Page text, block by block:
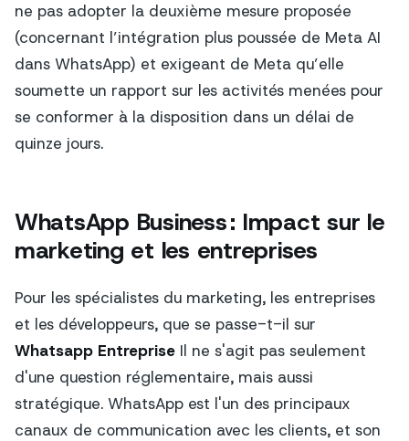
ne pas adopter la deuxième mesure proposée
(concernant l’intégration plus poussée de Meta AI
dans WhatsApp) et exigeant de Meta qu’elle
soumette un rapport sur les activités menées pour
se conformer à la disposition dans un délai de
quinze jours.
WhatsApp Business : Impact sur le
marketing et les entreprises
Pour les spécialistes du marketing, les entreprises
et les développeurs, que se passe-t-il sur
Whatsapp Entreprise Il ne s'agit pas seulement
d'une question réglementaire, mais aussi
stratégique. WhatsApp est l'un des principaux
canaux de communication avec les clients, et son